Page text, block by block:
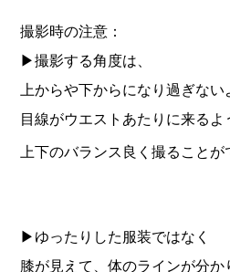
撮影時の注意：
▶︎撮影する角度は、
上からや下からになり過ぎない
目線がウエストあたりに来るよ
上下のバランス良く撮ることが
▶︎ゆったりした服装ではなく
膝が見えて、 体のラインが分か